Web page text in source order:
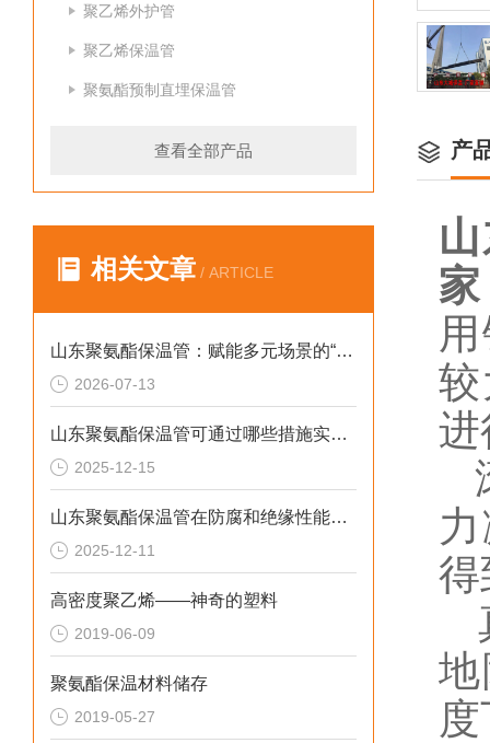
聚乙烯外护管
聚乙烯保温管
聚氨酯预制直埋保温管
查看全部产品
相关文章 / ARTICLE
山东聚氨酯保温管：赋能多元场景的“隐形守护者”
2026-07-13
山东聚氨酯保温管可通过哪些措施实现快速施工
2025-12-15
山东聚氨酯保温管在防腐和绝缘性能方面表现优异
2025-12-11
高密度聚乙烯——神奇的塑料
2019-06-09
聚氨酯保温材料储存
2019-05-27
产
家
进
得